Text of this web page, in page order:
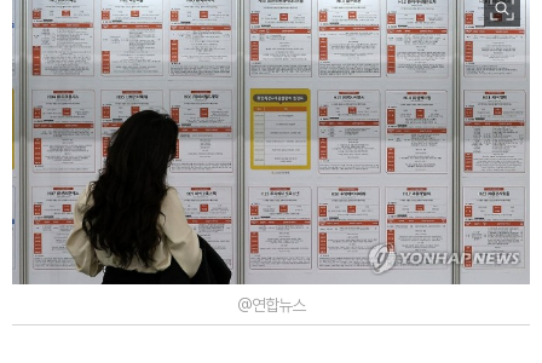
@연합뉴스